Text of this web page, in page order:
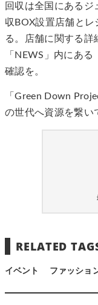
回収は全国にあるジ
収BOX設置店舗と
る。店舗に関する詳
「NEWS」内にあ
確認を。
「Green Down
の世代へ資源を繋い
RELATED
イベント ファッショ